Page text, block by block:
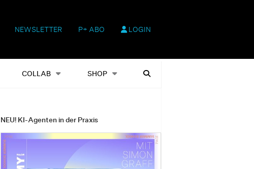
NEWSLETTER P+ ABO LOGIN
COLLAB SHOP
Shop Heftausgaben Suchen
NEU! KI-Agenten in der Praxis